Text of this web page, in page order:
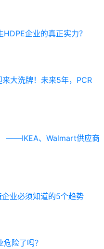
企业的真正实力？​
大洗牌！未来5年，PCR
——IKEA、Walmart供应商
业必须知道的5个趋势
险了吗？